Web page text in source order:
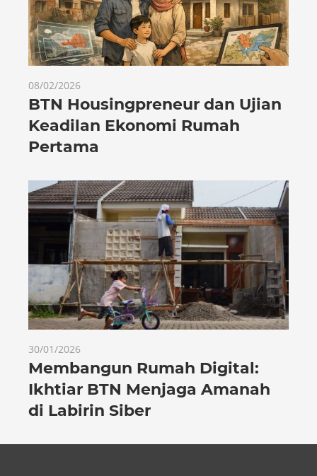
08/02/2026
BTN Housingpreneur dan Ujian
Keadilan Ekonomi Rumah
Pertama
30/01/2026
Membangun Rumah Digital:
Ikhtiar BTN Menjaga Amanah
di Labirin Siber